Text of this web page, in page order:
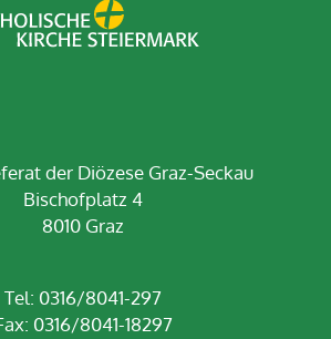
der Diözese Graz-Seckau
Bischofplatz 4
8010 Graz
Tel: 0316/8041-297
0316/8041-18297